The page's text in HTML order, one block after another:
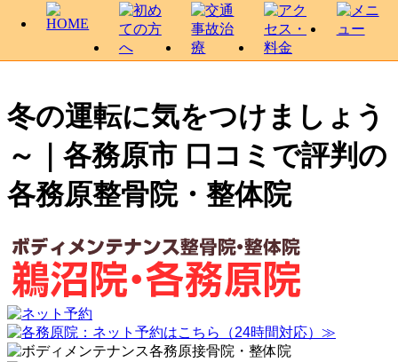
冬の運転に気をつけましょう
～｜各務原市 口コミで評判の
各務原整骨院・整体院